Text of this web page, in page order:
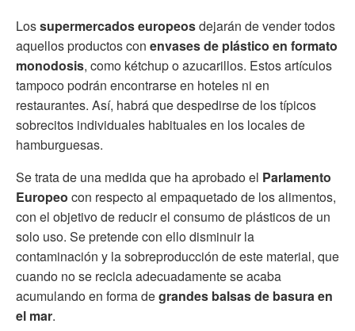
Lossupermercados europeosdejarán de vender todos
aquellos productos con envases de plástico en formato
monodosis, como kétchup o azucarillos. Estos artículos
tampoco podrán encontrarse en hoteles ni en
restaurantes. Así, habrá que despedirse de los típicos
sobrecitos individuales habituales en los locales de
hamburguesas.
Se trata de una medida que ha aprobado el Parlamento
Europeo con respecto al empaquetado de los alimentos,
con el objetivo de reducir el consumo de plásticos de un
solo uso. Se pretende con ello disminuir la
contaminación y la sobreproducción de este material, que
cuando no se recicla adecuadamente se acaba
acumulando en forma degrandes balsas de basura en
el mar.